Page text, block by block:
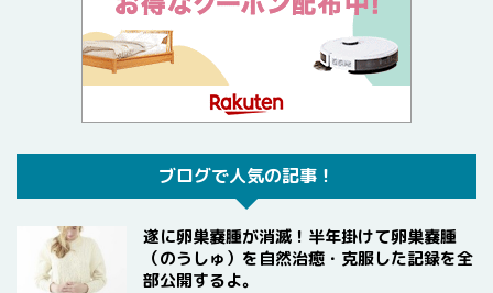
ブログで人気の記事！
遂に卵巣嚢腫が消滅！半年掛けて卵巣嚢腫
（のうしゅ）を自然治癒・克服した記録を全
部公開するよ。